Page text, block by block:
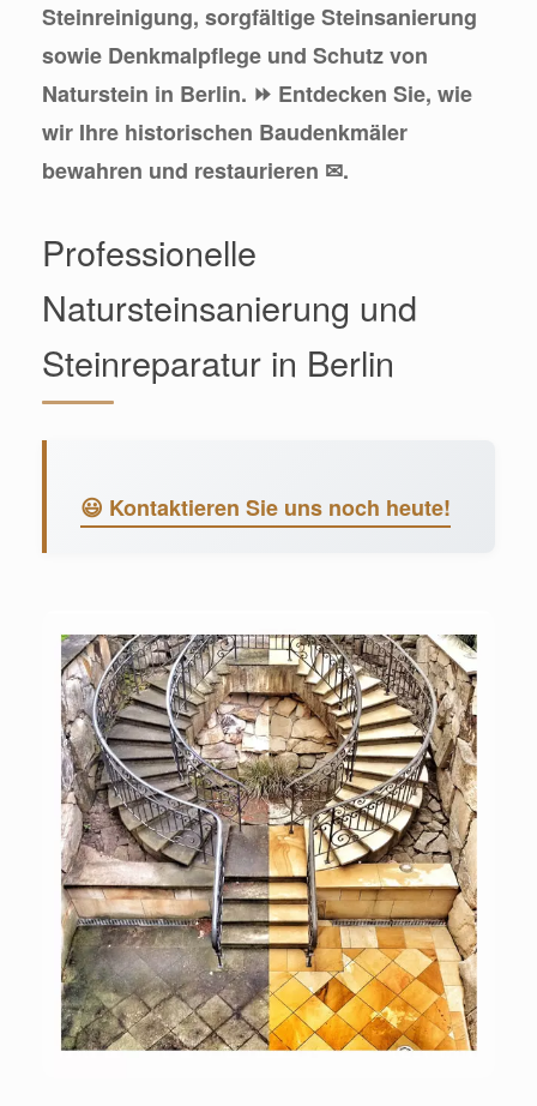
Steinreinigung, sorgfältige Steinsanierung
sowie Denkmalpflege und Schutz von
Naturstein in Berlin. ⏩ Entdecken Sie, wie
wir Ihre historischen Baudenkmäler
bewahren und restaurieren ✉.
Professionelle
Natursteinsanierung und
Steinreparatur in Berlin
😃 Kontaktieren Sie uns noch heute!